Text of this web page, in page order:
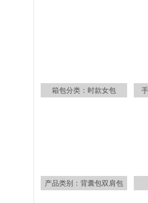
箱包分类：时款女包
产品类别：背囊包双肩包